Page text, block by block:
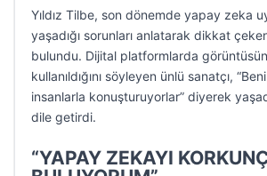
Yıldız Tilbe, son dönemde yapay zeka
yaşadığı sorunları anlatarak dikkat
bulundu. Dijital platformlarda
kullanıldığını söyleyen ünlü sanatçı,
insanlarla konuşturuyorlar” diyerek
dile getirdi.
“YAPAY ZEKAYI